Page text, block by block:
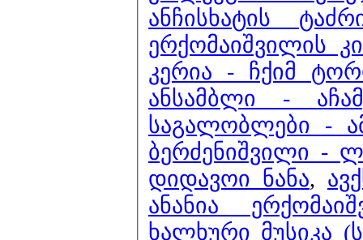
ანჩისხატის
ერქომაიშვილის
კერია - ჩქიმ
ანსამბლი -
საგალობლები -
ბერძენიშვილი -
დიდავოი ნანა,
ანანია
ხალხური მუსიკა